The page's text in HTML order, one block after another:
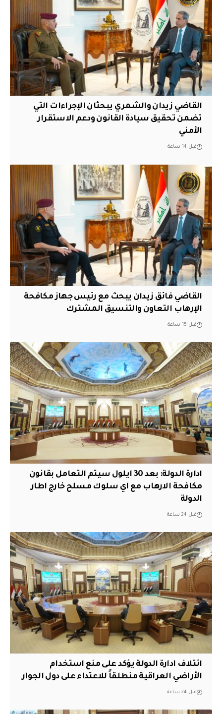
القاضي زيدان والشمري يبحثان الإجراءات التي
تضمن تحقيق سيادة القانون ودعم الاستقرار
الأمني
قبل 14 ساعة
القاضي فائق زيدان يبحث مع رئيس جهاز مكافحة
الإرهاب التعاون والتنسيق المشترك
قبل 15 ساعة
ادارة الدولة: بعد 30 ايلول سيتم التعامل بقانون
مكافحة الارهاب مع اي سلوك مسلح خارج اطار
الدولة
قبل 24 ساعة
ائتلاف ادارة الدولة يؤكد على منع استخدام
الأراضي العراقية منطلقاً للاعتداء على دول الجوار
قبل 24 ساعة